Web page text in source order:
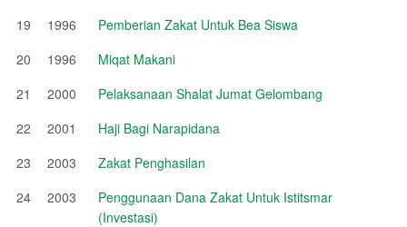
19
1996
Pemberian Zakat Untuk Bea Siswa
20
1996
Miqat Makani
21
2000
Pelaksanaan Shalat Jumat Gelombang
22
2001
Haji Bagi Narapidana
23
2003
Zakat Penghasilan
24
2003
Penggunaan Dana Zakat Untuk Istitsmar
(Investasi)